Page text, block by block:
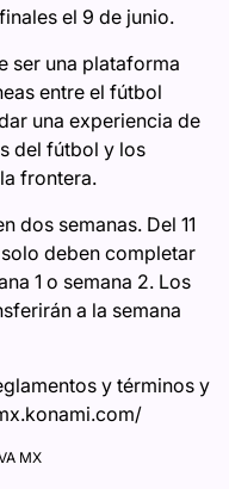
el 9 de junio.
ser una plataforma
entre el fútbol
una experiencia de
del fútbol y los
frontera.
dos semanas. Del 11
deben completar
1 o semana 2. Los
a la semana
y términos y
MX